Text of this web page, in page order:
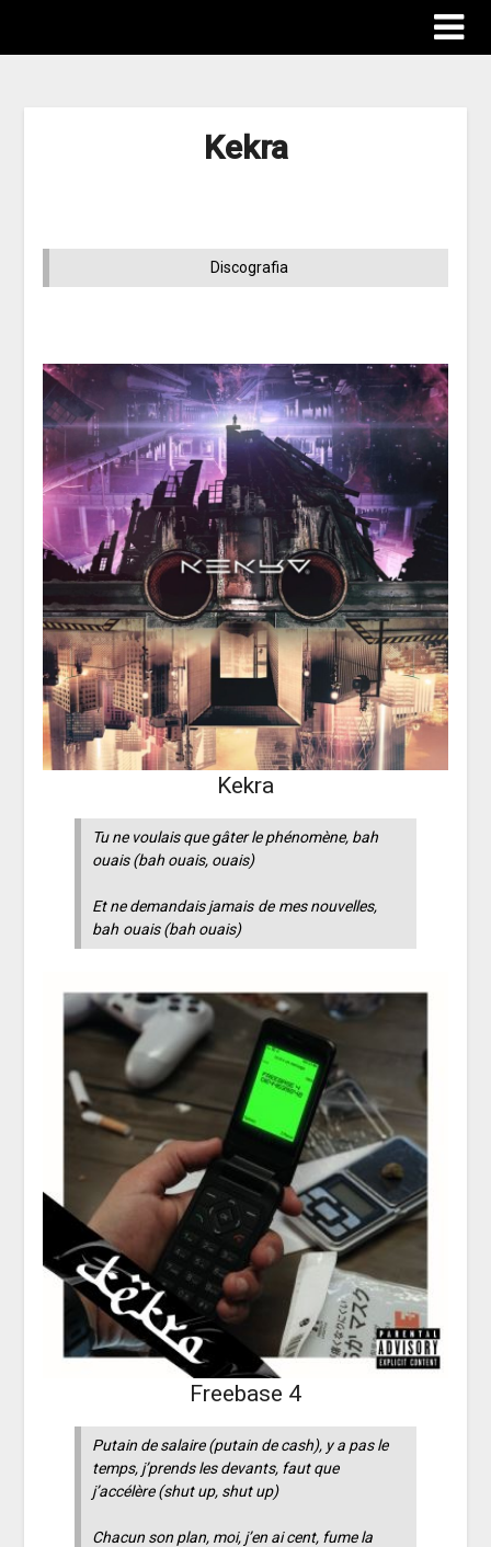
Kekra
Discografia
Kekra
Tu ne voulais que gâter le phénomène, bah
ouais (bah ouais, ouais)
Et ne demandais jamais de mes nouvelles,
bah ouais (bah ouais)
Freebase 4
Putain de salaire(putain de cash), y a pas le
temps, j’prends les devants, faut que
j’accélère(shut up, shut up)
Chacun son plan, moi, j’en ai cent, fume la